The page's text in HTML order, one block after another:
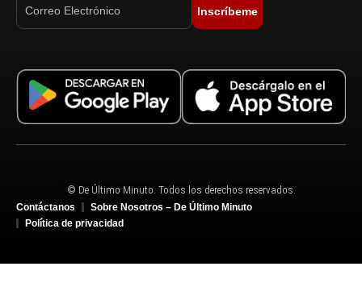
Inscríbeme
© De Último Minuto. Todos los derechos reservados.
Contáctanos
Sobre Nosotros – De Último Minuto
Política de privacidad